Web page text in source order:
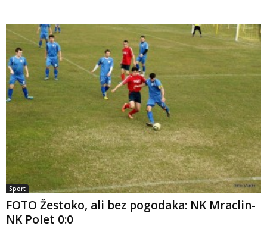
Sport
FOTO Žestoko, ali bez pogodaka: NK Mraclin-
NK Polet 0:0